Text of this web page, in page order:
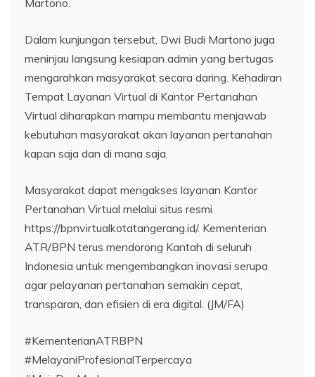
Martono.
Dalam kunjungan tersebut, Dwi Budi Martono juga
meninjau langsung kesiapan admin yang bertugas
mengarahkan masyarakat secara daring. Kehadiran
Tempat Layanan Virtual di Kantor Pertanahan
Virtual diharapkan mampu membantu menjawab
kebutuhan masyarakat akan layanan pertanahan
kapan saja dan di mana saja.
Masyarakat dapat mengakses layanan Kantor
Pertanahan Virtual melalui situs resmi
https://bpnvirtualkotatangerang.id/. Kementerian
ATR/BPN terus mendorong Kantah di seluruh
Indonesia untuk mengembangkan inovasi serupa
agar pelayanan pertanahan semakin cepat,
transparan, dan efisien di era digital. (JM/FA)
#KementerianATRBPN
#MelayaniProfesionalTerpercaya